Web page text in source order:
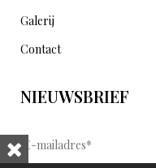
Galerij
Contact
NIEUWSBRIEF
E
-